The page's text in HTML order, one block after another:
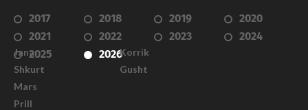
2017 2018 2019
2020
2021
2022 2023
2024
2025
2026
Janar
Shkurt
Mars
Prill
Korrik
Gusht